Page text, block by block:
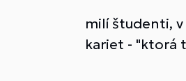
milí študenti,
kariet - "ktorá